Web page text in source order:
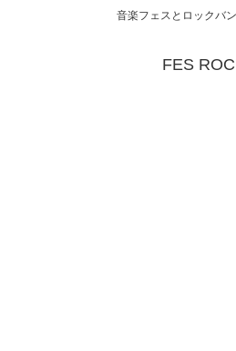
音楽フェスとロックバ
FES